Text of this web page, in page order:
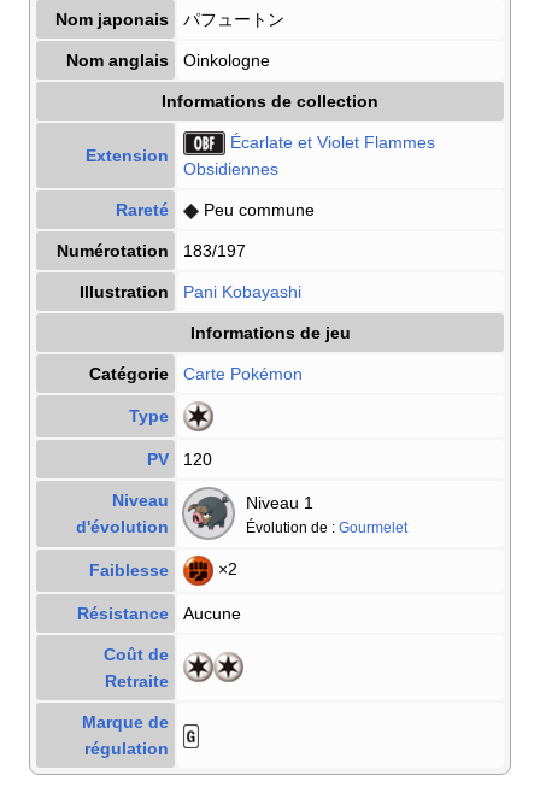
Nom japonais パフュートン
Nom anglais Oinkologne
Informations de collection
Extension
Écarlate et Violet Flammes
Obsidiennes
Rareté Peu commune
Numérotation 183/197
Illustration Pani Kobayashi
Informations de jeu
Catégorie Carte Pokémon
Type
PV 120
Niveau
d'évolution
Niveau 1
Évolution de : Gourmelet
Faiblesse ×2
Résistance Aucune
Coût de
Retraite
Marque de
régulation